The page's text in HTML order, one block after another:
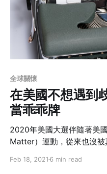
全球關懷
在美國不想遇到
當乖乖牌
2020年美國大選伴隨著美
Matter）運動，從來也沒被
藉題發揮，好像什麼情緒
Feb 18, 2021 6 min read